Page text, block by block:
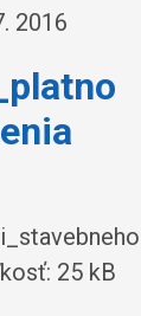
2016
25 kB